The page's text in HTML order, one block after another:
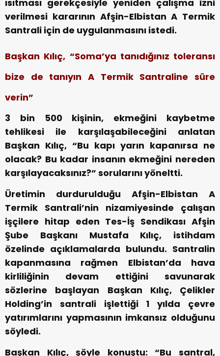
ısıtması gerekçesiyle yeniden çalışma izni
verilmesi kararının Afşin-Elbistan A Termik
Santrali için de uygulanmasını istedi.
Başkan Kılıç, “Soma’ya tanıdığınız toleransı
bize de tanıyın A Termik Santraline süre
verin”
3 bin 500 kişinin, ekmeğini kaybetme
tehlikesi ile karşılaşabileceğini anlatan
Başkan Kılıç, “Bu kapı yarın kapanırsa ne
olacak? Bu kadar insanın ekmeğini nereden
karşılayacaksınız?” sorularını yöneltti.
Üretimin durdurulduğu Afşin-Elbistan A
Termik Santrali’nin nizamiyesinde çalışan
işçilere hitap eden Tes-İş Sendikası Afşin
Şube Başkanı Mustafa Kılıç, istihdam
özelinde açıklamalarda bulundu. Santralin
kapanmasına rağmen Elbistan’da hava
kirliliğinin devam ettiğini savunarak
sözlerine başlayan Başkan Kılıç, Çelikler
Holding’in santrali işlettiği 1 yılda çevre
yatırımlarını yapmasının imkansız olduğunu
söyledi.
Başkan Kılıç, şöyle konuştu: “Bu santral,